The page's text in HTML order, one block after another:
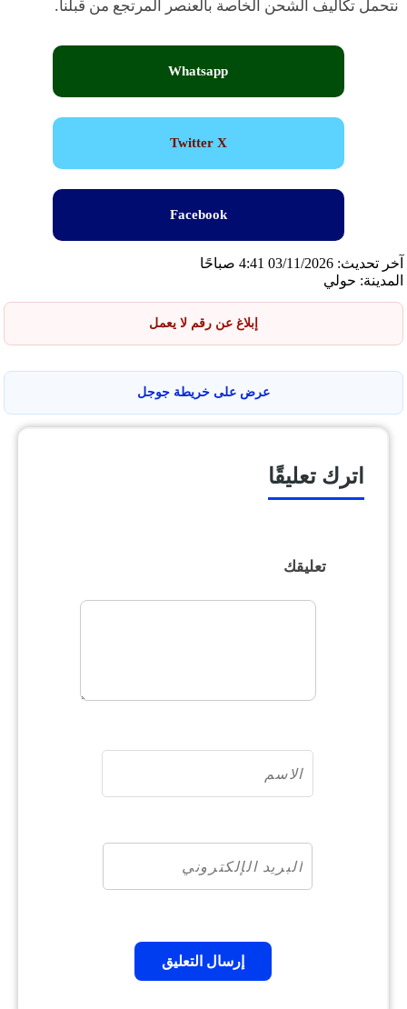
نتحمل تكاليف الشحن الخاصة بالعنصر المرتجع من قبلنا.
Whatsapp
Twitter X
Facebook
آخر تحديث: 03/11/2026 4:41 صباحًا
المدينة: حولي
إبلاغ عن رقم لا يعمل
عرض على خريطة جوجل
اترك تعليقًا
تعليقك